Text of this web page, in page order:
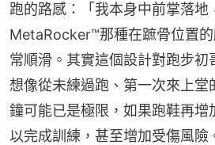
跑的路感：「我本身中前掌落地
MetaRocker™那種在蹠骨位置
常順滑。其實這個設計對跑步初
想像從未練過跑、第一次來上堂
鐘可能已是極限，如果跑鞋再增
以完成訓練，甚至增加受傷風險